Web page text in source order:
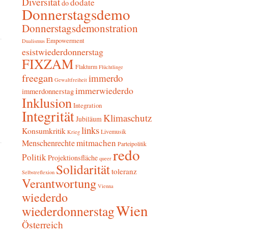
do
Donnerstagsdemo
Donnerstagsdemonstration
Dualismus Empowerment
esistwiederdonnerstag
FIXZAM Flakturm Flüchtlinge
freegan Gewaltfreiheit immerdo
immerdonnerstagimmerwiederdo
InklusionIntegration
IntegritätJubiläumKlimaschutz
Konsumkritik Krieg linksLivemusik
Menschenrechtemitmachen Parteipolitik
PolitikProjektionsfläche queer redo
Selbstreflexion Solidaritättoleranz
Verantwortung Vienna
wiederdo
wiederdonnerstagWien
Österreich